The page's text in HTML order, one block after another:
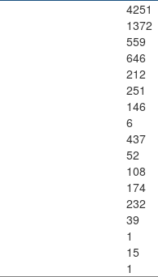
4251
1372
559
646
212
251
146
6
437
52
108
174
232
39
1
15
1